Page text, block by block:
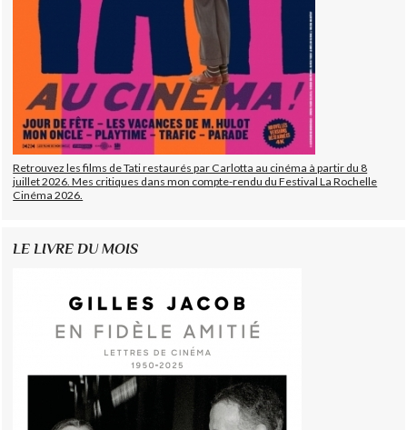
Retrouvez les films de Tati restaurés par Carlotta au cinéma à partir du 8
juillet 2026. Mes critiques dans mon compte-rendu du Festival La Rochelle
Cinéma 2026.
LE LIVRE DU MOIS